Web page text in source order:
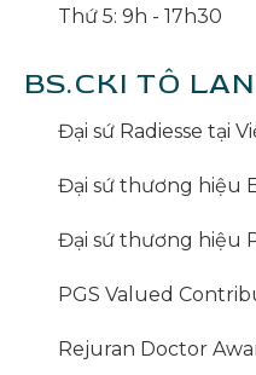
Thứ 5: 9h - 17h30
BS.CKI TÔ
Đại sứ Radiesse tại
Đại sứ thương hiệu
Đại sứ thương hiệu
PGS Valued
Rejuran Doctor